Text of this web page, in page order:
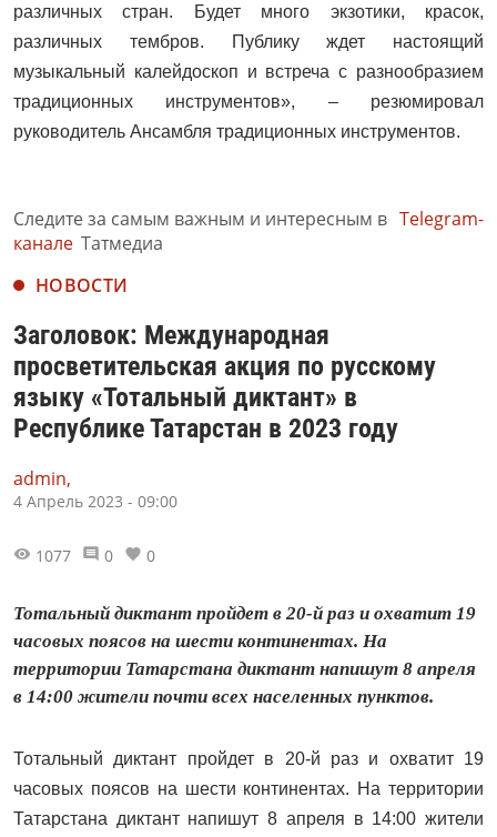
различных стран. Будет много экзотики, красок,
различных тембров. Публику ждет настоящий
музыкальный калейдоскоп и встреча с разнообразием
традиционных инструментов», – резюмировал
руководитель Ансамбля традиционных инструментов.
Следите за самым важным и интересным в Telegram-
канале Татмедиа
НОВОСТИ
Заголовок: Международная
просветительская акция по русскому
языку «Тотальный диктант» в
Республике Татарстан в 2023 году
admin,
4 Апрель 2023 - 09:00
1077 0 0
Тотальный диктант пройдет в 20-й раз и охватит 19
часовых поясов на шести континентах. На
территории Татарстана диктант напишут 8 апреля
в 14:00 жители почти всех населенных пунктов.
Тотальный диктант пройдет в 20-й раз и охватит 19
часовых поясов на шести континентах. На территории
Татарстана диктант напишут 8 апреля в 14:00 жители